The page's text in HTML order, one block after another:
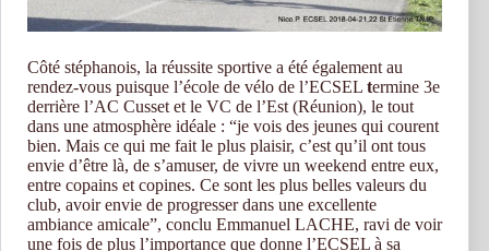
Côté stéphanois, la réussite sportive a été également au
rendez-vous puisque l’école de vélo de l’ECSEL termine 3e
derrière l’AC Cusset et le VC de l’Est (Réunion), le tout
dans une atmosphère idéale : “je vois des jeunes qui courent
bien. Mais ce qui me fait le plus plaisir, c’est qu’il ont tous
envie d’être là, de s’amuser, de vivre un weekend entre eux,
entre copains et copines. Ce sont les plus belles valeurs du
club, avoir envie de progresser dans une excellente
ambiance amicale”, conclu Emmanuel LACHE, ravi de voir
une fois de plus l’importance que donne l’ECSEL à sa